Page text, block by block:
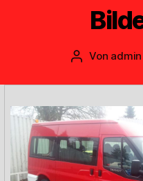
Beitragsautor
Von admin